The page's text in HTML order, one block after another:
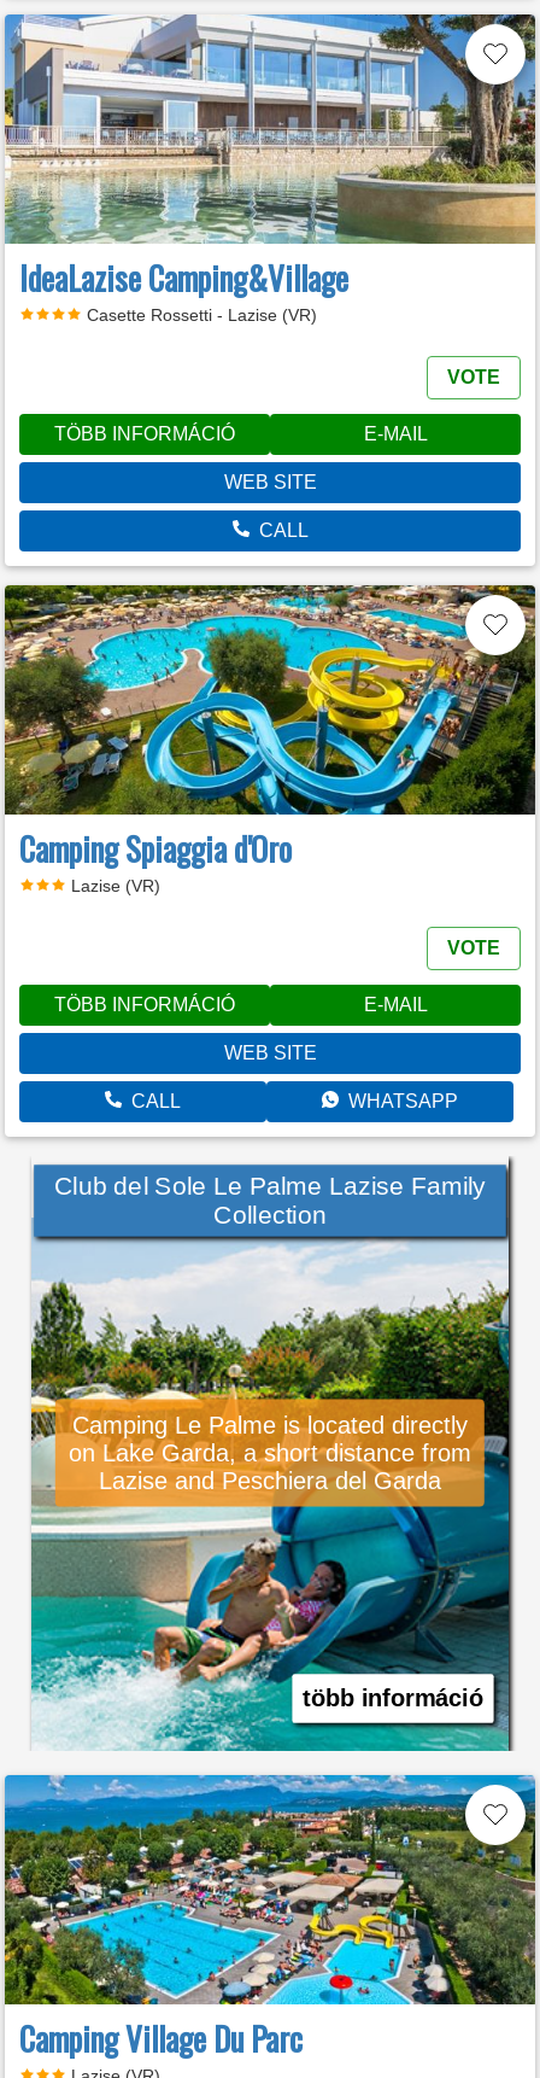
IdeaLazise Camping&Village
Casette Rossetti - Lazise (VR)
VOTE
TÖBB INFORMÁCIÓ E-MAIL
WEB SITE
CALL
Camping Spiaggia d'Oro
Lazise (VR)
VOTE
TÖBB INFORMÁCIÓ E-MAIL
WEB SITE
CALL WHATSAPP
Club del Sole Le Palme Lazise Family
Collection
Camping Le Palme is located directly
on Lake Garda, a short distance from
Lazise and Peschiera del Garda
több információ
Camping Village Du Parc